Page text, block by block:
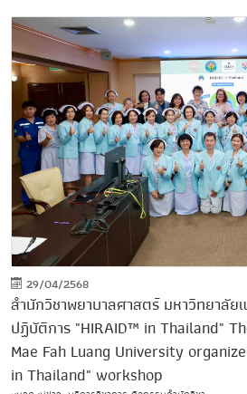
29/04/2568
สำนักวิชาพยาบาลศาสตร์ มหาวิทยาลัย
ปฏิบัติการ "HIRAID™ in Thailand"
Mae Fah Luang University
in Thailand" workshop